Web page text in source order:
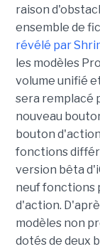
raison
ensemble de
révélé par
les modèles
volume unifié
sera remplacé
nouveau
bouton
fonctions
version bêta
neuf fonctions
d'action.
modèles non
dotés de deux